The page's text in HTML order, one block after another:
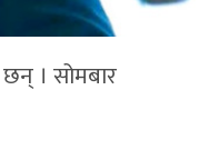
। सोमबार